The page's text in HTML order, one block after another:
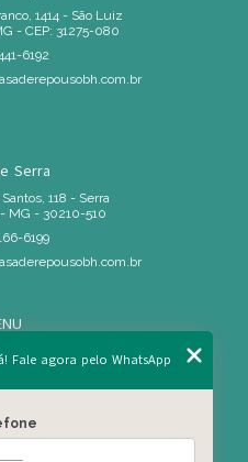
1414 - São Luiz
- CEP: 31275-080
6192
Serra
118 - Serra
MG - 30210-510
6199
Fale agora pelo WhatsApp